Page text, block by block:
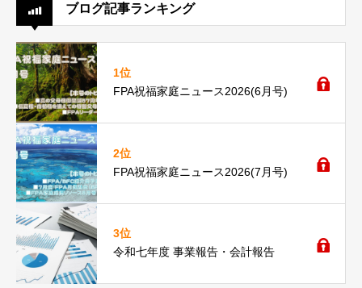
ブログ記事ランキング
1位
FPA祝福家庭ニュース2026(6月号)
2位
FPA祝福家庭ニュース2026(7月号)
3位
令和七年度 事業報告・会計報告